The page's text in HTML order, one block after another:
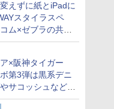
えずに紙とiPadに
スタイラスペ
ム×ゼブラの共同
×阪神タイガー
第3弾は黒系デニ
サコッシュなど6
日オンラインスト